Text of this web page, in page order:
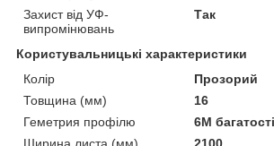
Захист від УФ-
випромінювань
Так
Користувальницькі характеристики
Колір
Прозорий
Товщина (мм)
16
Геметрия профілю
6М